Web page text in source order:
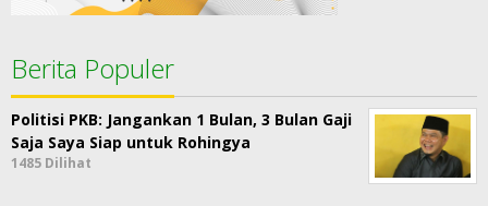
Berita Populer
Politisi PKB: Jangankan 1 Bulan, 3 Bulan Gaji
Saja Saya Siap untuk Rohingya
1485 Dilihat